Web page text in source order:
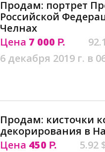
Продам: портрет
Российской
Челнах
Цена 7 000 Р.
6 декабря 2019 г. в
Продам: кисточки
декорирования в
Цена 450 Р.
5.92